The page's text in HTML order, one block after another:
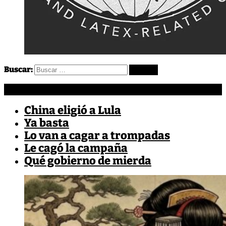
Buscar:
China eligió a Lula
Ya basta
Lo van a cagar a trompadas
Le cagó la campaña
Qué gobierno de mierda